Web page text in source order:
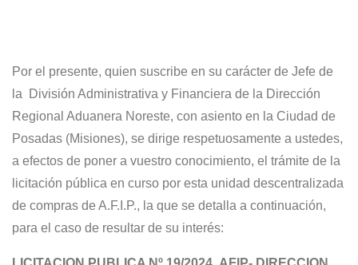
Por el presente, quien suscribe en su carácter de Jefe de
la División Administrativa y Financiera de la Dirección
Regional Aduanera Noreste, con asiento en la Ciudad de
Posadas (Misiones), se dirige respetuosamente a ustedes,
a efectos de poner a vuestro conocimiento, el trámite de la
licitación pública en curso por esta unidad descentralizada
de compras de A.F.I.P., la que se detalla a continuación,
para el caso de resultar de su interés: